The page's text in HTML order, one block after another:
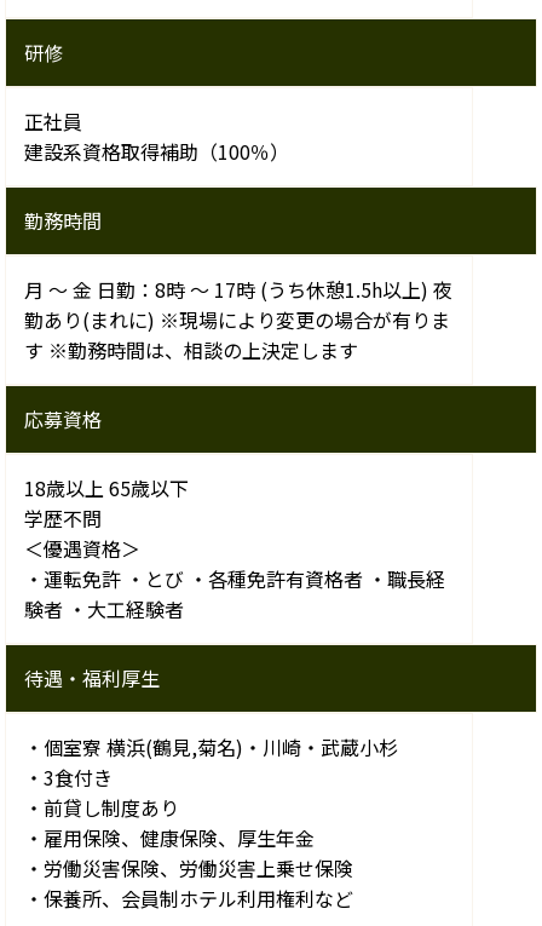
研修
正社員
建設系資格取得補助（100％）
勤務時間
月 ～ 金 日勤：8時 ～ 17時 (うち休憩1.5h以上) 夜
勤あり(まれに) ※現場により変更の場合が有りま
す ※勤務時間は、相談の上決定します
応募資格
18歳以上 65歳以下
学歴不問
＜優遇資格＞
・運転免許 ・とび ・各種免許有資格者 ・職長経
験者 ・大工経験者
待遇・福利厚生
・個室寮 横浜(鶴見,菊名)・川崎・武蔵小杉
・3食付き
・前貸し制度あり
・雇用保険、健康保険、厚生年金
・労働災害保険、労働災害上乗せ保険
・保養所、会員制ホテル利用権利など